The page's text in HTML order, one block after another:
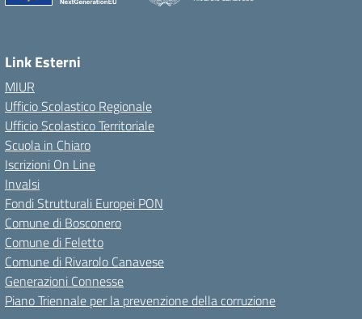
Link Esterni
MIUR
Ufficio Scolastico Regionale
Ufficio Scolastico Territoriale
Scuola in Chiaro
Iscrizioni On Line
Invalsi
Fondi Strutturali Europei PON
Comune di Bosconero
Comune di Feletto
Comune di Rivarolo Canavese
Generazioni Connesse
Piano Triennale per la prevenzione della corruzione